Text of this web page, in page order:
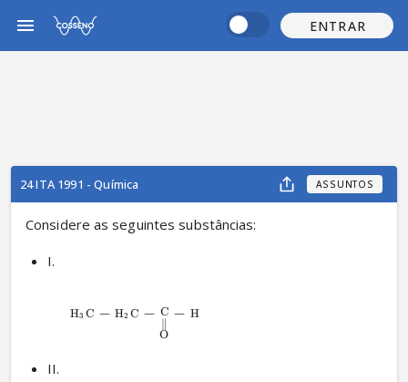
ENTRAR
24 ITA 1991 - Química ASSUNTOS
Considere as seguintes substâncias:
I.
HX
3 C − HX
2 C − C
∥
O
− H
II.